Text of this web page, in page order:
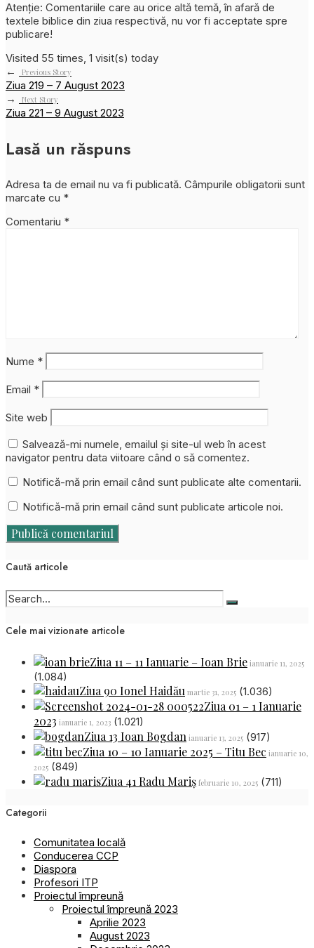
Atenție: Comentariile care au orice altă temă, în afară de
textele biblice din ziua respectivă, nu vor fi acceptate spre
publicare!
Visited 55 times, 1 visit(s) today
←
Previous Story
Ziua 219 – 7 August 2023
→
Next Story
Ziua 221 – 9 August 2023
Lasă un răspuns
Adresa ta de email nu va fi publicată. Câmpurile obligatorii sunt
marcate cu *
Comentariu *
Nume *
Email *
Site web
Salvează-mi numele, emailul și site-ul web în acest
navigator pentru data viitoare când o să comentez.
Notifică-mă prin email când sunt publicate alte comentarii.
Notifică-mă prin email când sunt publicate articole noi.
Caută articole
Cele mai vizionate articole
Ziua 11 – 11 Ianuarie – Ioan Brie ianuarie 11, 2025
(1.084)
Ziua 90 Ionel Haidău martie 31, 2025 (1.036)
Ziua 01 – 1 Ianuarie
2023 ianuarie 1, 2023 (1.021)
Ziua 13 Ioan Bogdan ianuarie 13, 2025 (917)
Ziua 10 – 10 Ianuarie 2025 – Titu Bec ianuarie 10,
2025 (849)
Ziua 41 Radu Mariș februarie 10, 2025 (711)
Categorii
Comunitatea locală
Conducerea CCP
Diaspora
Profesori ITP
Proiectul împreună
Proiectul împreună 2023
Aprilie 2023
August 2023